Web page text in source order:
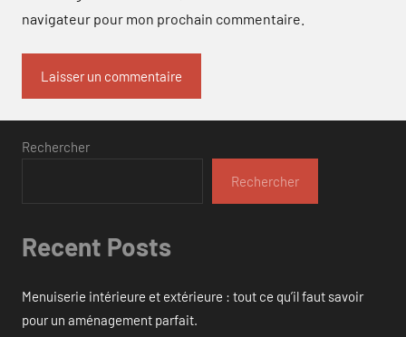
navigateur pour mon prochain commentaire.
Rechercher
Rechercher
Recent Posts
Menuiserie intérieure et extérieure : tout ce qu’il faut savoir
pour un aménagement parfait.